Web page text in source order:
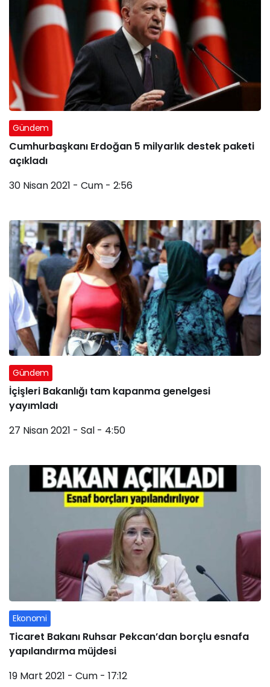
Gündem
Cumhurbaşkanı Erdoğan 5 milyarlık destek paketi
açıkladı
30 Nisan 2021 - Cum - 2:56
Gündem
İçişleri Bakanlığı tam kapanma genelgesi
yayımladı
27 Nisan 2021 - Sal - 4:50
Ekonomi
Ticaret Bakanı Ruhsar Pekcan’dan borçlu esnafa
yapılandırma müjdesi
19 Mart 2021 - Cum - 17:12